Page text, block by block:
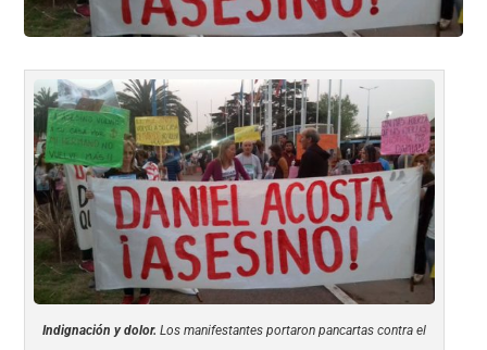
Indignación y dolor.Los manifestantes portaron pancartas contra el